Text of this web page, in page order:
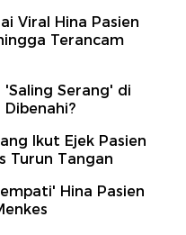
Viral Hina Pasien
Terancam
'Saling Serang' di
Dibenahi?
Ikut Ejek Pasien
Turun Tangan
Hina Pasien